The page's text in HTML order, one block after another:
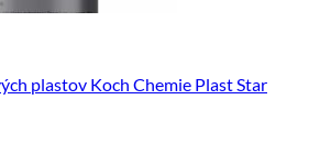
plastov Koch Chemie Plast Star